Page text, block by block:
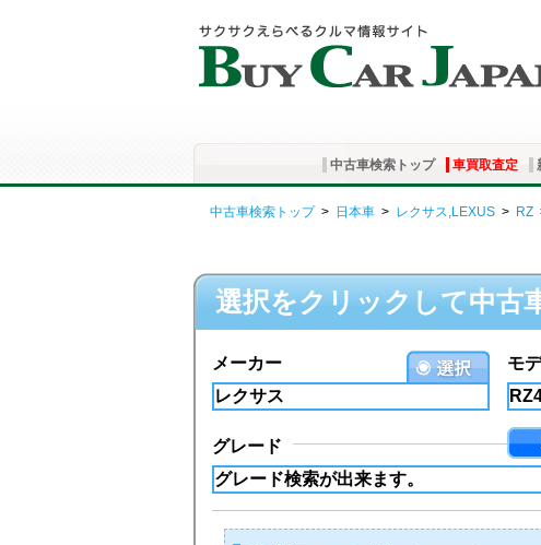
中古車検索トップ 車買取査定
中古車検索トップ> 日本車 > レクサス,LEXUS > RZ
選択をクリックして中古
モ
メーカー
グレード